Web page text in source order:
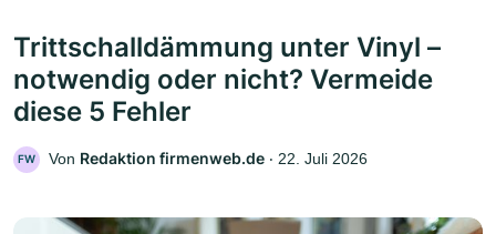
Trittschalldämmung unter Vinyl –
notwendig oder nicht? Vermeide
diese 5 Fehler
FW Von Redaktion firmenweb.de ‧ 22. Juli 2026